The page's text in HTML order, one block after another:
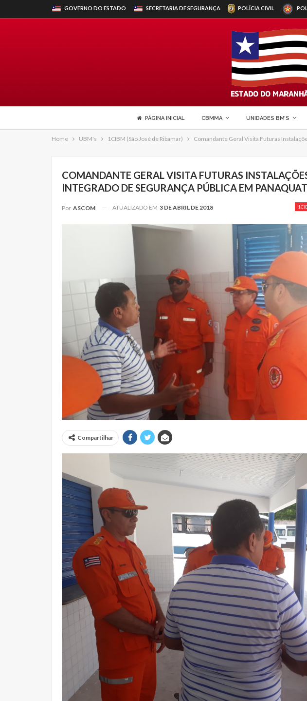
GOVERNO DO ESTADO SECRETARIA DE SEGURANÇA POLÍCIA CIVIL
PÁGINA INICIAL CBMMA UNIDADES BM’S
Home UBM's 1CIBM (São José de Ribamar) Comandante Geral Visita Futuras
COMANDANTE GERAL VISITA FUTURAS
INTEGRADO DE SEGURANÇA PÚBLICA EM
Por ASCOM ATUALIZADO EM 3 DE ABRIL DE 2018
Compartilhar